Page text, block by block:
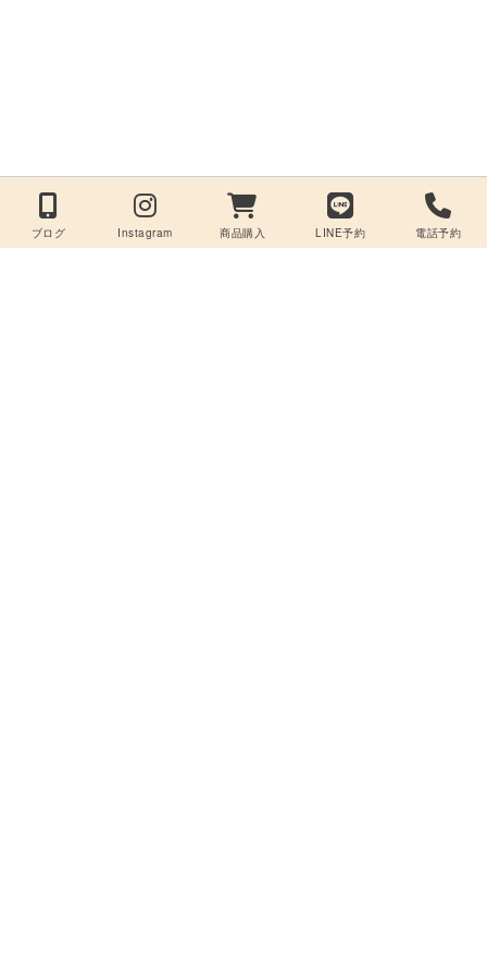
ブログ Instagram 商品購入 LINE予約 電話予約